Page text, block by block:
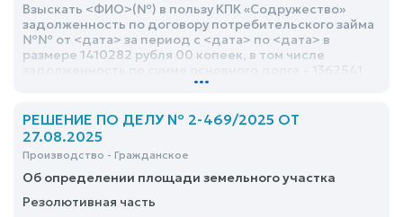
Взыскать <ФИО>(№) в пользу КПК «Содружество»
задолженность по договору потребительского займа
№№ от <дата> за период с <дата> по <дата> в
размере 1410282 рубля 00 копеек, в том числе
рубль 00 копеек, проценты за пользование займом –
– 1598 рублей 00 копеек
...
РЕШЕНИЕ ПО ДЕЛУ № 2-469/2025 ОТ
27.08.2025
Производство - Гражданское
Об определении площади земельного участка
Резолютивная часть